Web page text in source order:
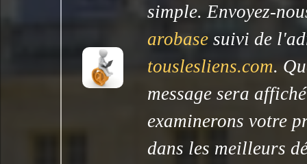
simple. Envoyez-
arobase suivi de
touslesliens.com.
message sera
examinerons votre
dans les meilleurs